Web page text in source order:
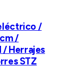
/
/
/ Herrajes
STZ